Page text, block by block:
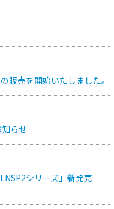
販売を開始いたしました。
らせ
シリーズ」新発売